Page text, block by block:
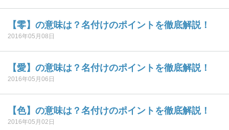
【零】の意味は？名付けのポイントを徹底解説！
2016年05月08日
【愛】の意味は？名付けのポイントを徹底解説！
2016年05月06日
【色】の意味は？名付けのポイントを徹底解説！
2016年05月02日